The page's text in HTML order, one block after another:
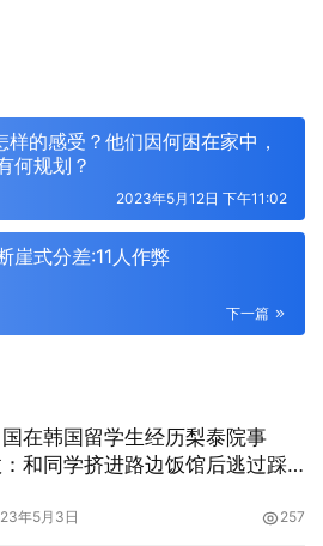
样的感受？他们因何困在家中，
何规划？
2023年5月12日 下午11:02
崖式分差:11人作弊
下一篇
在韩国留学生经历梨泰院事
和同学挤进路边饭馆后逃过踩
年5月3日 257